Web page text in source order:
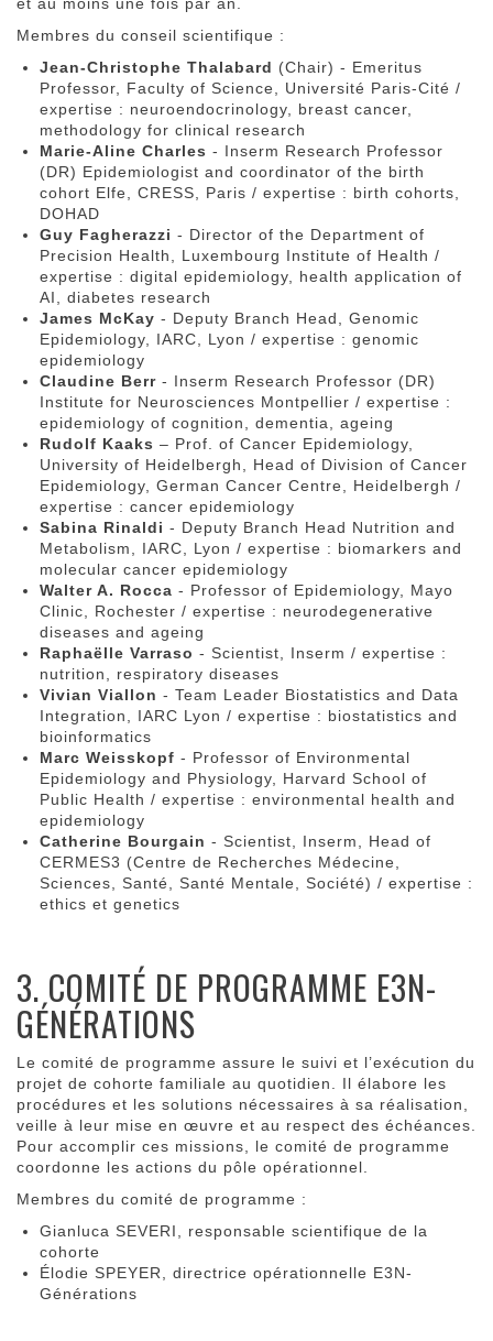
Membres du conseil scientifique :
Jean-Christophe Thalabard (Chair) - Emeritus
Professor, Faculty of Science, Université Paris-Cité /
expertise : neuroendocrinology, breast cancer,
methodology for clinical research
Marie-Aline Charles - Inserm Research Professor
(DR) Epidemiologist and coordinator of the birth
cohort Elfe, CRESS, Paris / expertise : birth cohorts,
DOHAD
Guy Fagherazzi - Director of the Department of
Precision Health, Luxembourg Institute of Health /
expertise : digital epidemiology, health application of
AI, diabetes research
James McKay - Deputy Branch Head, Genomic
Epidemiology, IARC, Lyon / expertise : genomic
epidemiology
Claudine Berr - Inserm Research Professor (DR)
Institute for Neurosciences Montpellier / expertise :
epidemiology of cognition, dementia, ageing
Rudolf Kaaks – Prof. of Cancer Epidemiology,
University of Heidelbergh, Head of Division of Cancer
Epidemiology, German Cancer Centre, Heidelbergh /
expertise : cancer epidemiology
Sabina Rinaldi - Deputy Branch Head Nutrition and
Metabolism, IARC, Lyon / expertise : biomarkers and
molecular cancer epidemiology
Walter A. Rocca - Professor of Epidemiology, Mayo
Clinic, Rochester / expertise : neurodegenerative
diseases and ageing
Raphaëlle Varraso - Scientist, Inserm / expertise :
nutrition, respiratory diseases
Vivian Viallon - Team Leader Biostatistics and Data
Integration, IARC Lyon / expertise : biostatistics and
bioinformatics
Marc Weisskopf - Professor of Environmental
Epidemiology and Physiology, Harvard School of
Public Health / expertise : environmental health and
epidemiology
Catherine Bourgain - Scientist, Inserm, Head of
CERMES3 (Centre de Recherches Médecine,
Sciences, Santé, Santé Mentale, Société) / expertise :
ethics et genetics
3. COMITÉ DE PROGRAMME E3N-
GÉNÉRATIONS
Le comité de programme assure le suivi et l’exécution du
projet de cohorte familiale au quotidien. Il élabore les
procédures et les solutions nécessaires à sa réalisation,
veille à leur mise en œuvre et au respect des échéances.
Pour accomplir ces missions, le comité de programme
coordonne les actions du pôle opérationnel.
Membres du comité de programme :
Gianluca SEVERI, responsable scientifique de la
cohorte
Élodie SPEYER, directrice opérationnelle E3N-
Générations